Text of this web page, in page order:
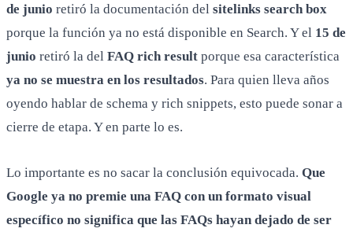
de junio retiró la documentación del sitelinks search box
porque la función ya no está disponible en Search. Y el 15 de
junio retiró la del FAQ rich result porque esa característica
ya no se muestra en los resultados. Para quien lleva años
oyendo hablar de schema y rich snippets, esto puede sonar a
cierre de etapa. Y en parte lo es.
Lo importante es no sacar la conclusión equivocada. Que
Google ya no premie una FAQ con un formato visual
específico no significa que las FAQs hayan dejado de ser